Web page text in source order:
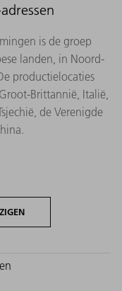
is de groep
landen, in Noord-
productielocaties
Brittannië, Italië,
de Verenigde